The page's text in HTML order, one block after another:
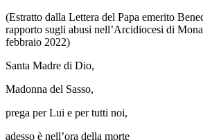
(Estratto dalla Lettera del Papa emerito
rapporto sugli abusi nell’Arcidiocesi di
febbraio 2022)
Santa Madre di Dio,
Madonna del Sasso,
prega per Lui e per tutti noi,
adesso è nell’ora della morte